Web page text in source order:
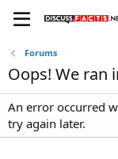
Forums
Oops! We ran
An error occurred
try again later.